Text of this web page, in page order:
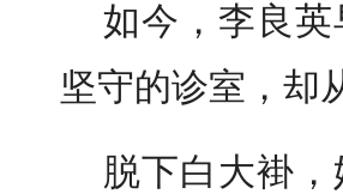
如今，李良
坚守的诊室，却
脱下白大褂